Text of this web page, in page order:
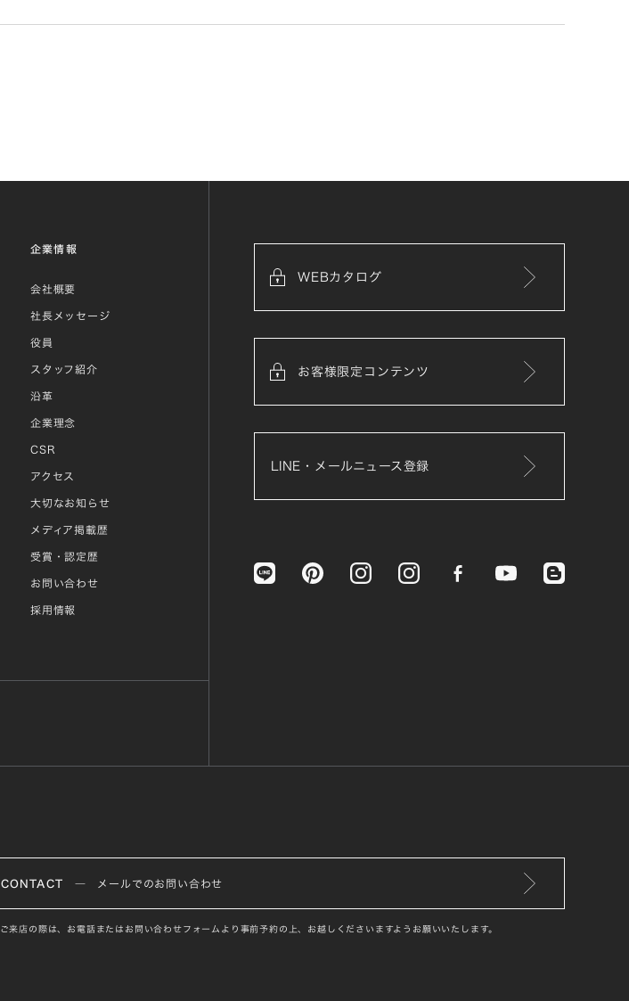
企業情報
会社概要
社長メッセージ
役員
スタッフ紹介
沿革
企業理念
CSR
アクセス
大切なお知らせ
メディア掲載歴
受賞・認定歴
お問い合わせ
採用情報
WEBカタログ
お客様限定コンテンツ
LINE・メールニュース登録
CONTACT ― メールでのお問い合わせ
ご来店の際は、お電話またはお問い合わせフォームより事前予約の上、お越しくださいますようお願いいたします。